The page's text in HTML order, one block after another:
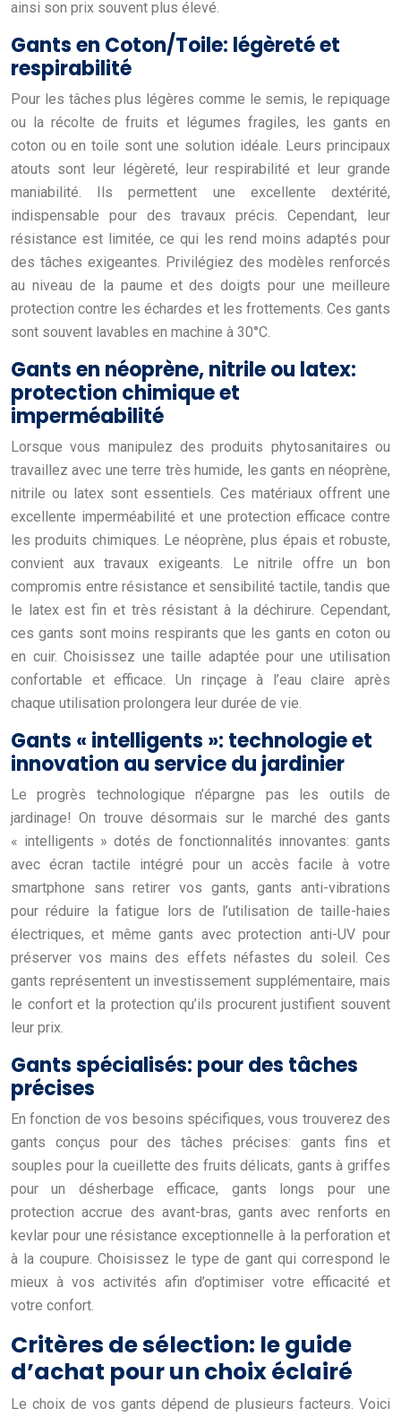
ainsi son prix souvent plus élevé.
Gants en Coton/Toile: légèreté et
respirabilité
Pour les tâches plus légères comme le semis, le repiquage
ou la récolte de fruits et légumes fragiles, les gants en
coton ou en toile sont une solution idéale. Leurs principaux
atouts sont leur légèreté, leur respirabilité et leur grande
maniabilité. Ils permettent une excellente dextérité,
indispensable pour des travaux précis. Cependant, leur
résistance est limitée, ce qui les rend moins adaptés pour
des tâches exigeantes. Privilégiez des modèles renforcés
au niveau de la paume et des doigts pour une meilleure
protection contre les échardes et les frottements. Ces gants
sont souvent lavables en machine à 30°C.
Gants en néoprène, nitrile ou latex:
protection chimique et
imperméabilité
Lorsque vous manipulez des produits phytosanitaires ou
travaillez avec une terre très humide, les gants en néoprène,
nitrile ou latex sont essentiels. Ces matériaux offrent une
excellente imperméabilité et une protection efficace contre
les produits chimiques. Le néoprène, plus épais et robuste,
convient aux travaux exigeants. Le nitrile offre un bon
compromis entre résistance et sensibilité tactile, tandis que
le latex est fin et très résistant à la déchirure. Cependant,
ces gants sont moins respirants que les gants en coton ou
en cuir. Choisissez une taille adaptée pour une utilisation
confortable et efficace. Un rinçage à l’eau claire après
chaque utilisation prolongera leur durée de vie.
Gants « intelligents »: technologie et
innovation au service du jardinier
Le progrès technologique n’épargne pas les outils de
jardinage! On trouve désormais sur le marché des gants
« intelligents » dotés de fonctionnalités innovantes: gants
avec écran tactile intégré pour un accès facile à votre
smartphone sans retirer vos gants, gants anti-vibrations
pour réduire la fatigue lors de l’utilisation de taille-haies
électriques, et même gants avec protection anti-UV pour
préserver vos mains des effets néfastes du soleil. Ces
gants représentent un investissement supplémentaire, mais
le confort et la protection qu’ils procurent justifient souvent
leur prix.
Gants spécialisés: pour des tâches
précises
En fonction de vos besoins spécifiques, vous trouverez des
gants conçus pour des tâches précises: gants fins et
souples pour la cueillette des fruits délicats, gants à griffes
pour un désherbage efficace, gants longs pour une
protection accrue des avant-bras, gants avec renforts en
kevlar pour une résistance exceptionnelle à la perforation et
à la coupure. Choisissez le type de gant qui correspond le
mieux à vos activités afin d’optimiser votre efficacité et
votre confort.
Critères de sélection: le guide
d’achat pour un choix éclairé
Le choix de vos gants dépend de plusieurs facteurs. Voici